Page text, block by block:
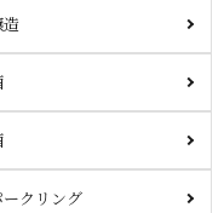
ークリング